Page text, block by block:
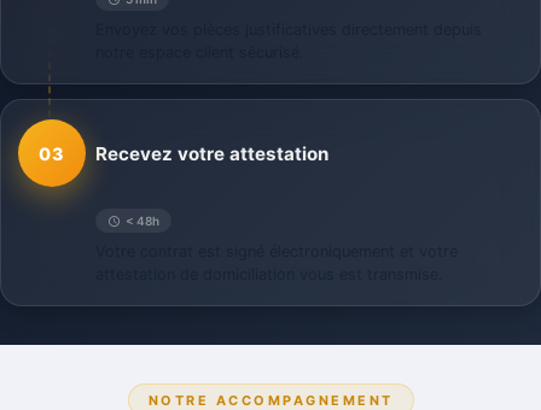
03
< 48h
Recevez votre attestation
NOTRE ACCOMPAGNEMENT